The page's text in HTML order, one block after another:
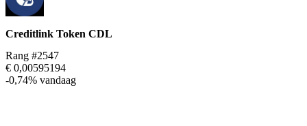
Creditlink Token CDL
Rang #2547
€ 0,00595194
-0,74% vandaag